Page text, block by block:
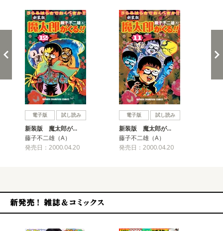
電子版 試し読み
新装版 魔太郎が…
藤子不二雄（A）
発売日：2000.04.20
電子版 試し読み
新装版 魔太郎が…
藤子不二雄（A）
発売日：2000.04.20